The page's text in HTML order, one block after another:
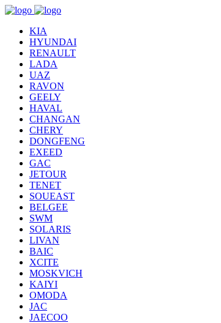
KIA
HYUNDAI
RENAULT
LADA
UAZ
RAVON
GEELY
HAVAL
CHANGAN
CHERY
DONGFENG
EXEED
GAC
JETOUR
TENET
SOUEAST
BELGEE
SWM
SOLARIS
LIVAN
BAIC
XCITE
MOSKVICH
KAIYI
OMODA
JAC
JAECOO